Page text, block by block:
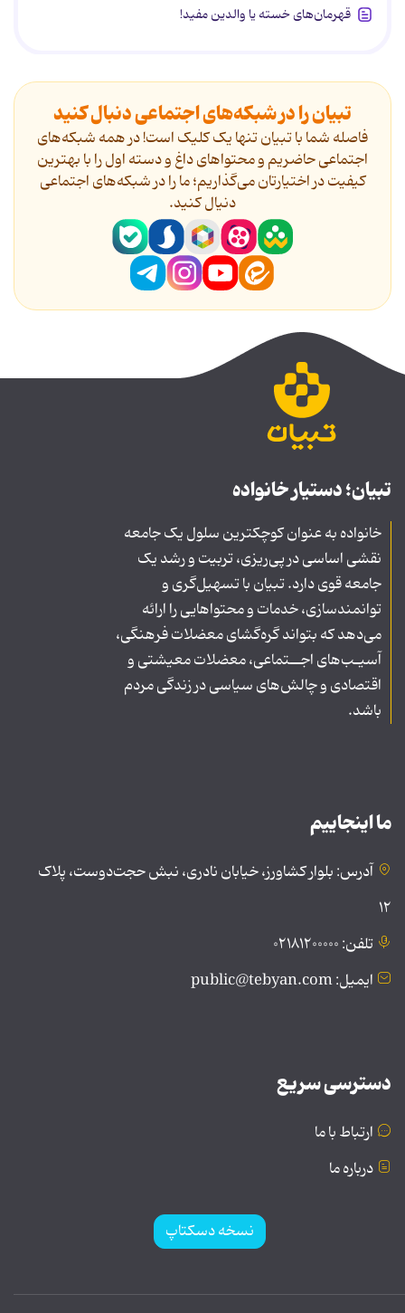
قهرمان‌های خسته یا والدین مفید!
تبیان را در شبکه‌های اجتماعی دنبال کنید
فاصله شما با تبیان تنها یک کلیک است! در همه شبکه‌های
اجتماعی حاضریم و محتواهای داغ و دسته اول را با بهترین
کیفیت در اختیارتان می‌گذاریم؛ ما را در شبکه‌های اجتماعی
دنیال کنید.
تبیان؛ دستیار خانواده
خانواده به عنوان کوچکترین سلول یک جامعه
نقشی اساسی در پی‌ریزی، تربیت و رشد یک
جامعه قوی دارد. تبیان با تسهیل‌گری و
توانمندسازی، خدمات و محتواهایی را ارائه
می‌دهد که بتواند گره‌گشای معضلات فرهنگی،
آسیـب‌های اجــتماعی، معضلات معیشتی و
اقتصادی و چالش‌های سیاسی در زندگی مردم
باشد.
ما اینجاییم
آدرس: بلوار کشاورز، خیابان نادری، نبش حجت‌دوست، پلاک
۱۲
تلفن: ۰۲۱۸۱۲۰۰۰۰۰
ایمیل: public@tebyan.com
دسترسی سریع
ارتباط با ما
درباره ما
نسخه دسکتاپ